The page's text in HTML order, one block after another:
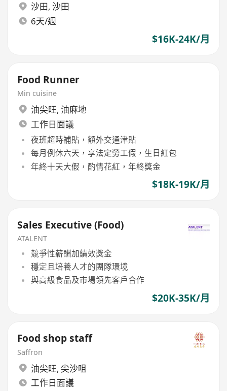
沙田, 沙田
6天/週
$16K-24K/月
Food Runner
Min cuisine
油尖旺, 油麻地
工作日面議
夜班超時補貼，額外交通津貼
每月例休六天，享法定勞工假，生日紅包
年終十天大假，酌情花紅，年終獎金
$18K-19K/月
Sales Executive (Food)
ATALENT
競爭性薪酬加績效獎金
穩定且培養人才的團隊環境
與高級食品及市場領先客戶合作
$20K-35K/月
Food shop staff
Saffron
油尖旺, 尖沙咀
工作日面議